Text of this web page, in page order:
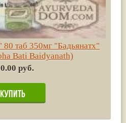
80 таб 350мг "Бадьянатх"
Bati Baidyanath)
руб.